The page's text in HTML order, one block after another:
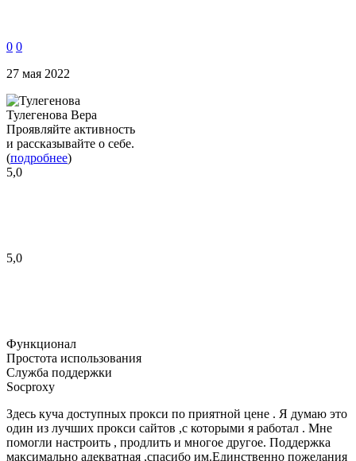
0 0
27 мая 2022
Тулегенова Вера
Проявляйте активность
и рассказывайте о себе.
(подробнее)
5,0
5,0
Функционал
Простота использования
Служба поддержки
Socproxy
Здесь куча доступных прокси по приятной цене . Я думаю это
один из лучших прокси сайтов ,с которыми я работал . Мне
помогли настроить , продлить и многое другое. Поддержка
максимально адекватная ,спасибо им.Единственно пожелания